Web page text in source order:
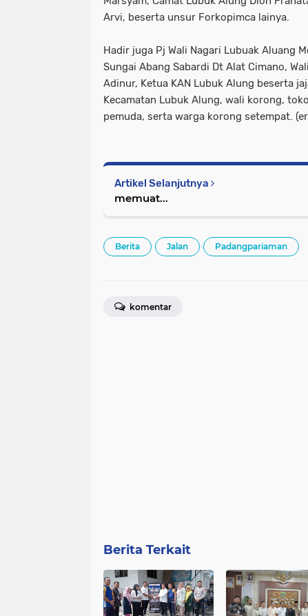
Arvi, beserta unsur Forkopimca lainya.
Hadir juga Pj Wali Nagari Lubuak Aluang
Sungai Abang Sabardi Dt Alat Cimano,
Adinur, Ketua KAN Lubuk Alung beserta
Kecamatan Lubuk Alung, wali korong,
pemuda, serta warga korong setempat.
Artikel Selanjutnya
memuat...
Berita Jalan Padangpariaman
komentar
Berita Terkait